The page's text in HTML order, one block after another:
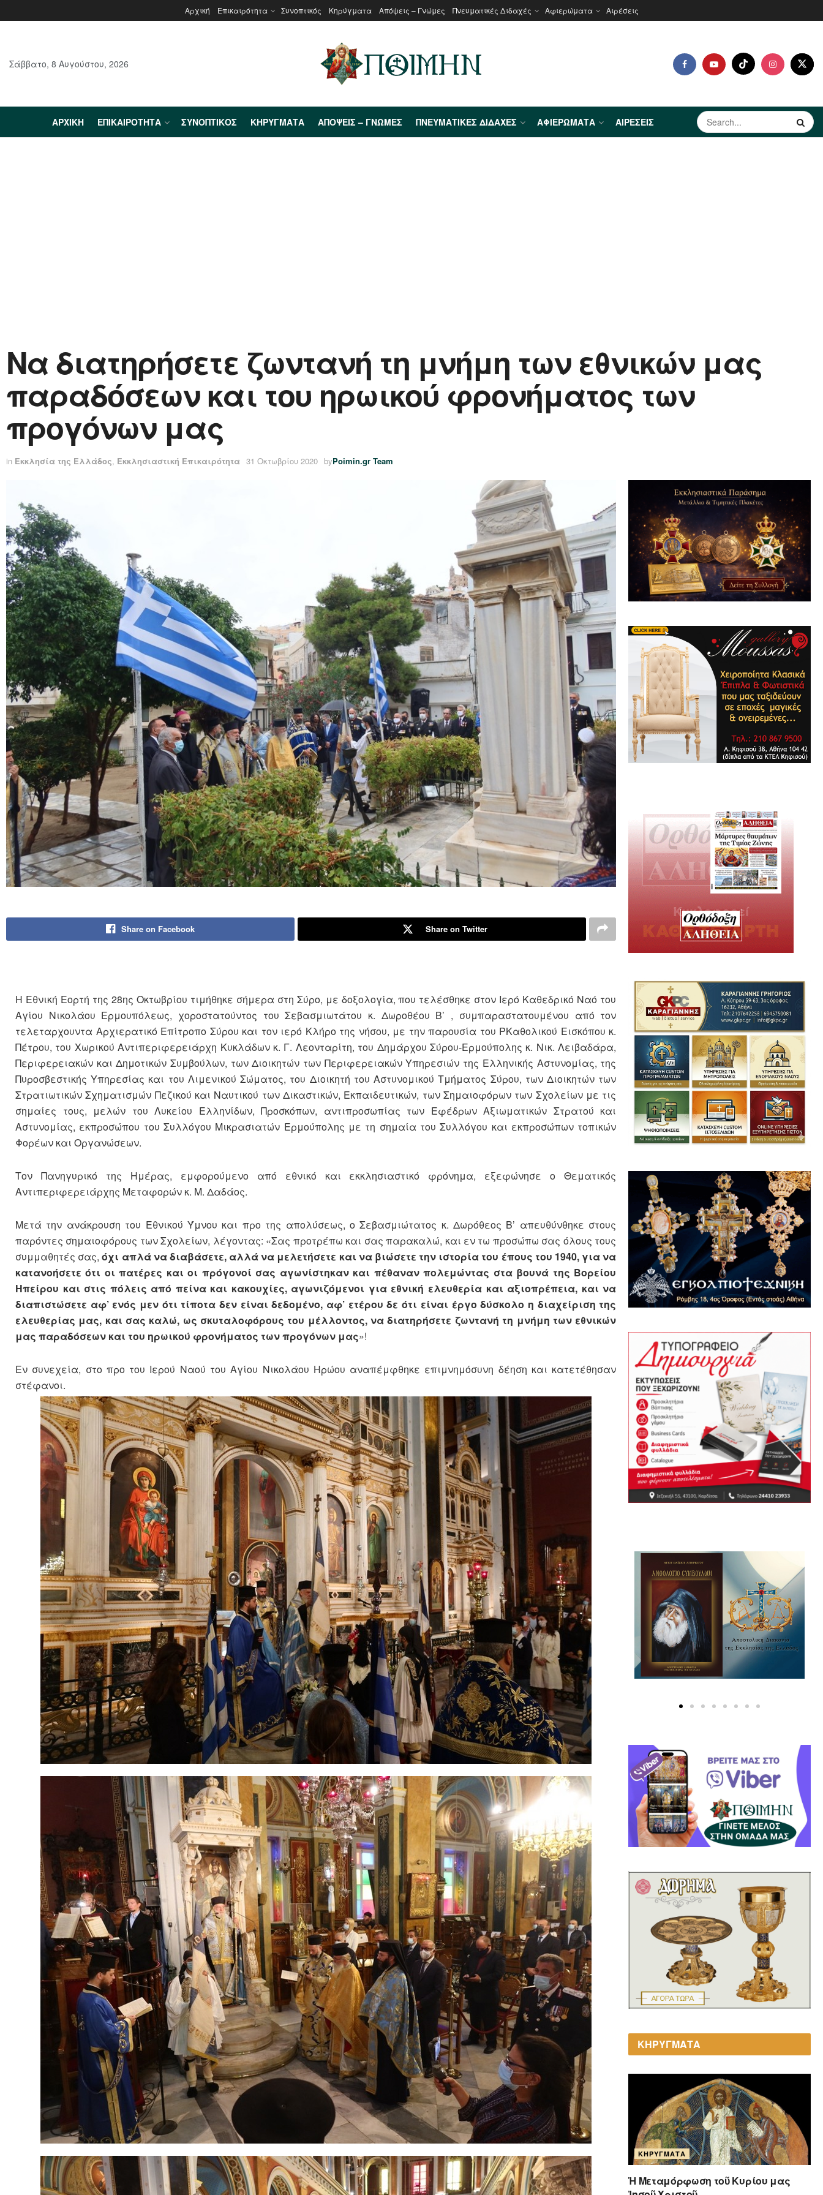
Αρχική Επικαιρότητα Συνοπτικός Κηρύγματα Απόψεις – Γνώμες Πνευματικές Διδαχές Αφιερώματα Αιρέσεις
Σάββατο, 8 Αυγούστου, 2026
ΑΡΧΙΚΉ ΕΠΙΚΑΙΡΌΤΗΤΑ ΣΥΝΟΠΤΙΚΌΣ ΚΗΡΎΓΜΑΤΑ ΑΠΌΨΕΙΣ – ΓΝΏΜΕΣ ΠΝΕΥΜΑΤΙΚΈΣ ΔΙΔΑΧΈΣ ΑΦΙΕΡΏΜΑΤΑ ΑΙΡΈΣΕΙΣ
Να διατηρήσετε ζωντανή τη μνήμη των εθνικών μας
παραδόσεων και του ηρωικού φρονήματος των
προγόνων μας
in Εκκλησία της Ελλάδος, Εκκλησιαστική Επικαιρότητα 31 Οκτωβρίου 2020 byPoimin.gr Team
Share on Facebook Share on Twitter
Η Εθνική Εορτή της 28ης Οκτωβρίου τιμήθηκε σήμερα στη Σύρο, με δοξολογία, που τελέσθηκε στον Ιερό Καθεδρικό Ναό του
Αγίου Νικολάου Ερμουπόλεως, χοροστατούντος του Σεβασμιωτάτου κ. Δωροθέου Β’ , συμπαραστατουμένου από τον
τελεταρχουντα Αρχιερατικό Επίτροπο Σύρου και τον ιερό Κλήρο της νήσου, με την παρουσία του ΡΚαθολικού Εισκόπου κ.
Πέτρου, του Χωρικού Αντιπεριφερειάρχη Κυκλάδων κ. Γ. Λεονταρίτη, του Δημάρχου Σύρου-Ερμούπολης κ. Νικ. Λειβαδάρα,
Περιφερειακών και Δημοτικών Συμβούλων, των Διοικητών των Περιφερειακών Υπηρεσιών της Ελληνικής Αστυνομίας, της
Πυροσβεστικής Υπηρεσίας και του Λιμενικού Σώματος, του Διοικητή του Αστυνομικού Τμήματος Σύρου, των Διοικητών των
Στρατιωτικών Σχηματισμών Πεζικού και Ναυτικού των Δικαστικών, Εκπαιδευτικών, των Σημαιοφόρων των Σχολείων με τις
σημαίες τους, μελών του Λυκείου Ελληνίδων, Προσκόπων, αντιπροσωπίας των Εφέδρων Αξιωματικών Στρατού και
Αστυνομίας, εκπροσώπου του Συλλόγου Μικρασιατών Ερμούπολης με τη σημαία του Συλλόγου και εκπροσώπων τοπικών
Φορέων και Οργανώσεων.
Τον Πανηγυρικό της Ημέρας, εμφορούμενο από εθνικό και εκκλησιαστικό φρόνημα, εξεφώνησε ο Θεματικός
Αντιπεριφερειάρχης Μεταφορών κ. Μ. Δαδάος.
Μετά την ανάκρουση του Εθνικού Ύμνου και προ της απολύσεως, ο Σεβασμιώτατος κ. Δωρόθεος Β’ απευθύνθηκε στους
παρόντες σημαιοφόρους των Σχολείων, λέγοντας: «Σας προτρέπω και σας παρακαλώ, και εν τω προσώπω σας όλους τους
συμμαθητές σας,όχι απλά να διαβάσετε, αλλά να μελετήσετε και να βιώσετε την ιστορία του έπους του 1940, για να
κατανοήσετε ότι οι πατέρες και οι πρόγονοί σας αγωνίστηκαν και πέθαναν πολεμώντας στα βουνά της Βορείου
Ηπείρου και στις πόλεις από πείνα και κακουχίες, αγωνιζόμενοι για εθνική ελευθερία και αξιοπρέπεια, και να
διαπιστώσετε αφ’ ενός μεν ότι τίποτα δεν είναι δεδομένο, αφ’ ετέρου δε ότι είναι έργο δύσκολο η διαχείριση της
ελευθερίας μας, και σας καλώ, ως σκυταλοφόρους του μέλλοντος, να διατηρήσετε ζωντανή τη μνήμη των εθνικών
μας παραδόσεων και του ηρωικού φρονήματος των προγόνων μας»!
Εν συνεχεία, στο προ του Ιερού Ναού του Αγίου Νικολάου Ηρώου αναπέμφθηκε επιμνημόσυνη δέηση και κατετέθησαν
στέφανοι.
ΚΗΡΥΓΜΑΤΑ
ΚΗΡΎΓΜΑΤΑ
Ἡ Μεταμόρφωση τοῦ Κυρίου μας